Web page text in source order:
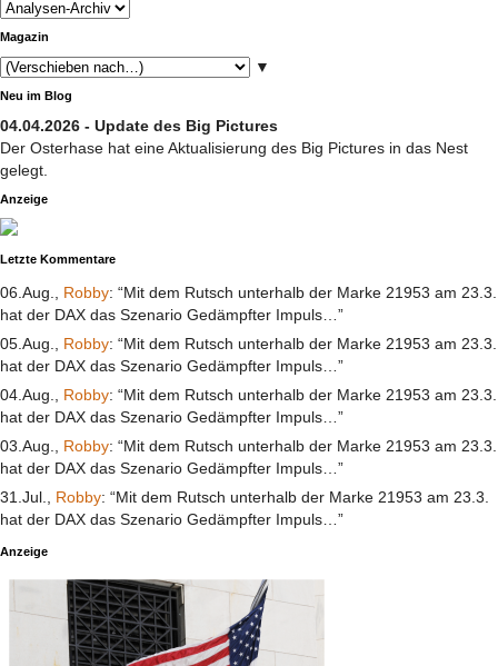
Magazin
▼
Neu im Blog
04.04.2026 - Update des Big Pictures
Der Osterhase hat eine Aktualisierung des Big Pictures in das Nest
gelegt.
Anzeige
Letzte Kommentare
06.Aug., Robby: “Mit dem Rutsch unterhalb der Marke 21953 am 23.3.
hat der DAX das Szenario Gedämpfter Impuls…”
05.Aug., Robby: “Mit dem Rutsch unterhalb der Marke 21953 am 23.3.
hat der DAX das Szenario Gedämpfter Impuls…”
04.Aug., Robby: “Mit dem Rutsch unterhalb der Marke 21953 am 23.3.
hat der DAX das Szenario Gedämpfter Impuls…”
03.Aug., Robby: “Mit dem Rutsch unterhalb der Marke 21953 am 23.3.
hat der DAX das Szenario Gedämpfter Impuls…”
31.Jul., Robby: “Mit dem Rutsch unterhalb der Marke 21953 am 23.3.
hat der DAX das Szenario Gedämpfter Impuls…”
Anzeige